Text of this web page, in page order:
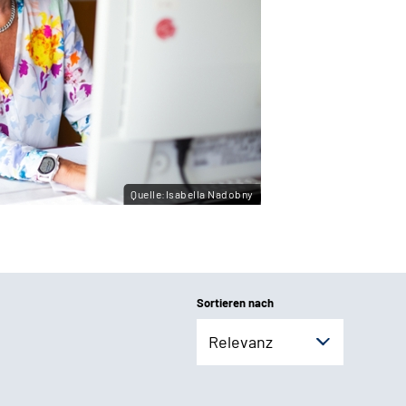
Quelle:Isabella Nadobny
Sortieren nach
Relevanz